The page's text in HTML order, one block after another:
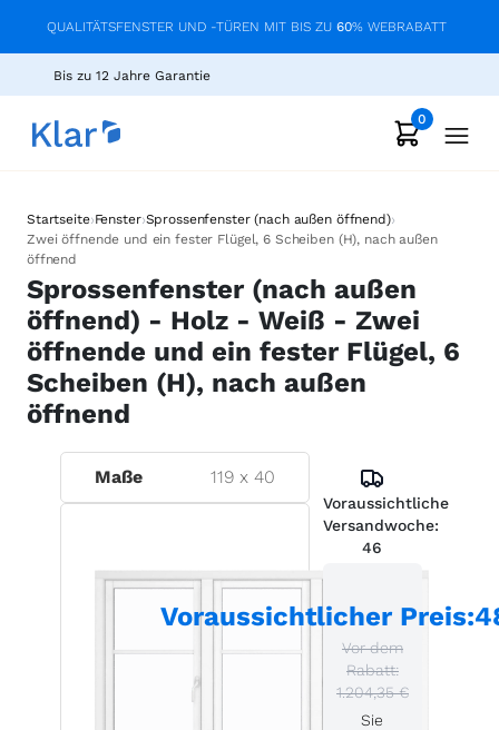
QUALITÄTSFENSTER UND -TÜREN MIT BIS ZU 60% WEBRABATT
Bis zu 12 Jahre Garantie
0
Startseite›Fenster›Sprossenfenster (nach außen öffnend)›
Zwei öffnende und ein fester Flügel, 6 Scheiben (H), nach außen
öffnend
Sprossenfenster (nach außen
öffnend) - Holz - Weiß - Zwei
öffnende und ein fester Flügel, 6
Scheiben (H), nach außen
öffnend
Maße 119 x40
Voraussichtliche
Versandwoche:
46
Voraussichtlicher Preis:
Vor dem
Rabatt:
1.204,35 €
Sie